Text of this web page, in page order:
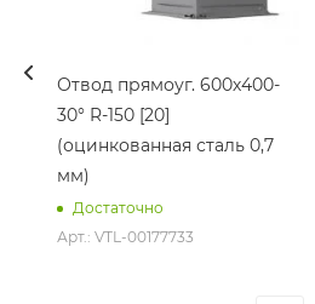
Отвод прямоуг. 600х400-
30° R-150 [20]
(оцинкованная сталь 0,7
мм)
Достаточно
Арт.: VTL-00177733